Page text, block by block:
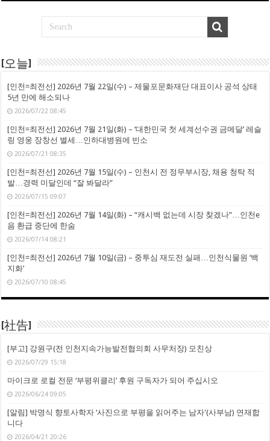
[오늘]
[인천=최전선] 2026년 7월 22일(수) – 제물포문화재단 대표이사 공석 상태
5년 만에 해소되나
2026/07/22 08:45
[인천=최전선] 2026년 7월 21일(화) – ‘대한민국 첫 세계선수권 금메달’ 레슬
링 영웅 장창선 별세…인하대병원에 빈소
2026/07/21 08:35
[인천=최전선] 2026년 7월 15일(수) – 인천시 전 정무부시장, 채용 청탁 적
발…경력 미달인데 “잘 봐달라”
2026/07/15 09:07
[인천=최전선] 2026년 7월 14일(화) – “캐시백 없는데 시장 찾겠나”…인천e
음 환급 중단에 한숨
2026/07/14 08:21
[인천=최전선] 2026년 7월 10일(금) – 중투심 재도전 실패…인천식물원 ‘백
지화’
2026/07/10 08:45
[社告]
[부고] 강원구(전 인천지속가능발전협의회 사무처장) 모친상
2026/07/29 15:18
마이크로 로컬 전문 ‘부평위클리’ 후원 구독자가 되어 주십시오
2026/06/24 09:05
[알림] 박명식 향토사학자 ‘사진으로 부평을 읽어주는 남자'(사부남) 연재합
니다
2026/04/21 20:26